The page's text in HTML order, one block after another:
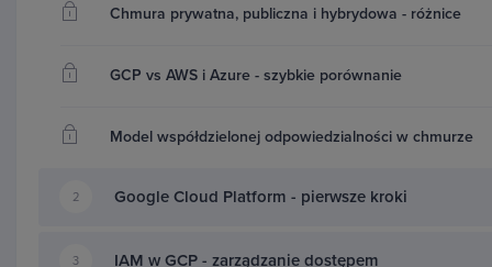
ryzykownych, domyślnych ustawieniach.
Zrozumiesz różnicę między ruchem wewnętrznym
Chmura prywatna, publiczna i hybrydowa - różnice
GCP vs AWS i Azure - szybkie porównanie
Model współdzielonej odpowiedzialności w chmurze
2 Google Cloud Platform - pierwsze kroki
3 IAM w GCP - zarządzanie dostępem